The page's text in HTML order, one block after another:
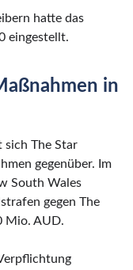
hatte das
eingestellt.
in
sich The Star
gegenüber. Im
South Wales
gegen The
Mio. AUD.